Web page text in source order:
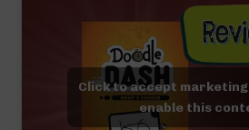
Click to accept
enable this